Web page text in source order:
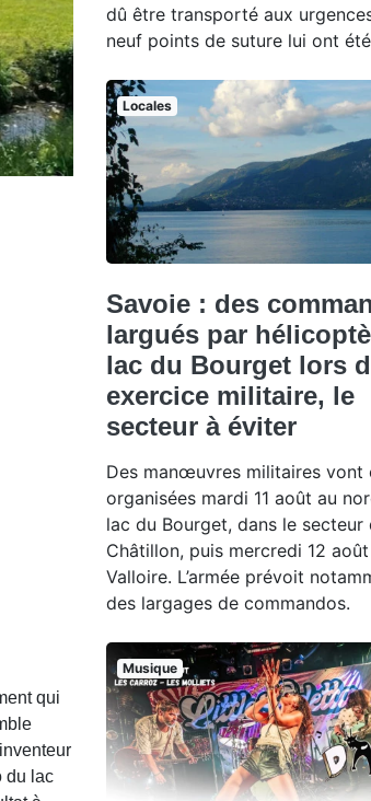
qui
du lac
dû être transporté aux
neuf points de suture lui ont
Locales
Savoie : des
largués par
lac du Bourget lors
exercice militaire, le
secteur à éviter
Des manœuvres militaires vont
organisées mardi 11 août au
lac du Bourget, dans le secteur
Châtillon, puis mercredi 12
Valloire. L’armée prévoit
des largages de commandos.
Musique